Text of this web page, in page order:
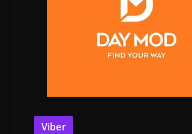
Viber